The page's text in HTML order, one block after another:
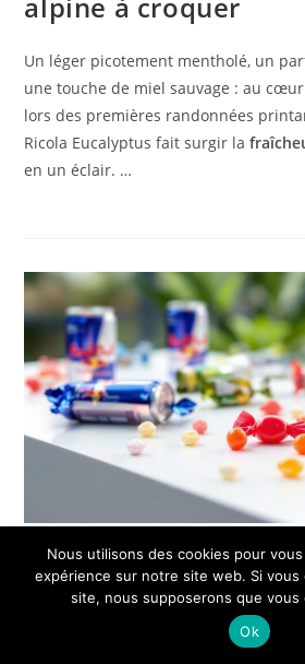
Un léger picotement mentholé, un
une touche de miel sauvage : au cœur
lors des premières randonnées
Ricola Eucalyptus fait surgir la
en un éclair. …
Bonbons japonais
sont‑ils différents
drinks classiques
Nous utilisons des cookies pour
expérience sur notre site web. Si vous
site, nous supposerons que
Ok